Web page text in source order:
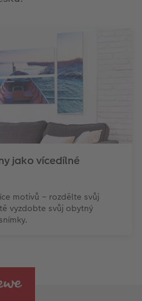
jako vícedílné
motivů – rozdělte svůj
vyzdobte svůj obytný